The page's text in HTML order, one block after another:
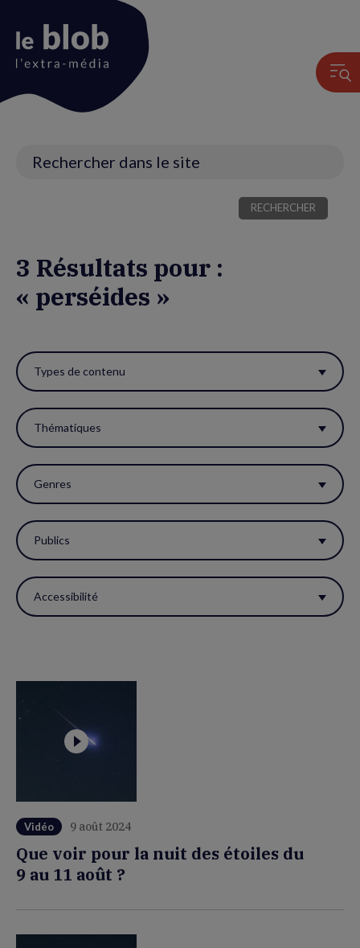
3 Résultats pour :
« perséides »
ces
filtres
pour
réactualiser
la
page.
Types de contenu
Thématiques
Genres
Publics
Accessibilité
Vidéo 9 août 2024
Que voir pour la nuit des étoiles du
9 au 11 août ?